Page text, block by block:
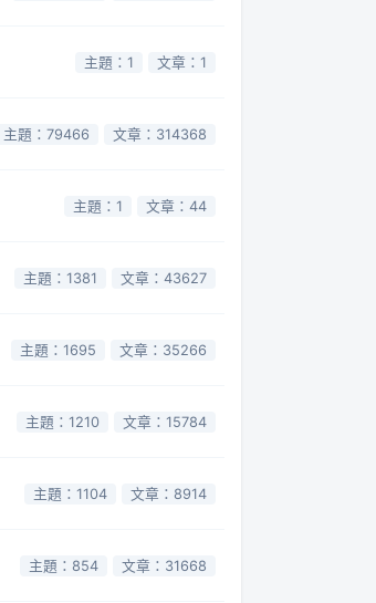
主題：1 文章：1
主題：79466 文章：314368
主題：1 文章：44
主題：1381 文章：43627
主題：1695 文章：35266
主題：1210 文章：15784
主題：1104 文章：8914
主題：854 文章：31668